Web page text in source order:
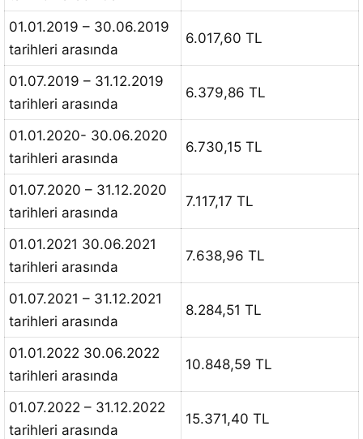
01.01.2019 – 30.06.2019
tarihleri arasında
6.017,60 TL
01.07.2019 – 31.12.2019
tarihleri arasında
6.379,86 TL
01.01.2020- 30.06.2020
tarihleri arasında
6.730,15 TL
01.07.2020 – 31.12.2020
tarihleri arasında
7.117,17 TL
01.01.2021 30.06.2021
tarihleri arasında
7.638,96 TL
01.07.2021 – 31.12.2021
tarihleri arasında
8.284,51 TL
01.01.2022 30.06.2022
tarihleri arasında
10.848,59 TL
01.07.2022 – 31.12.2022
tarihleri arasında
15.371,40 TL